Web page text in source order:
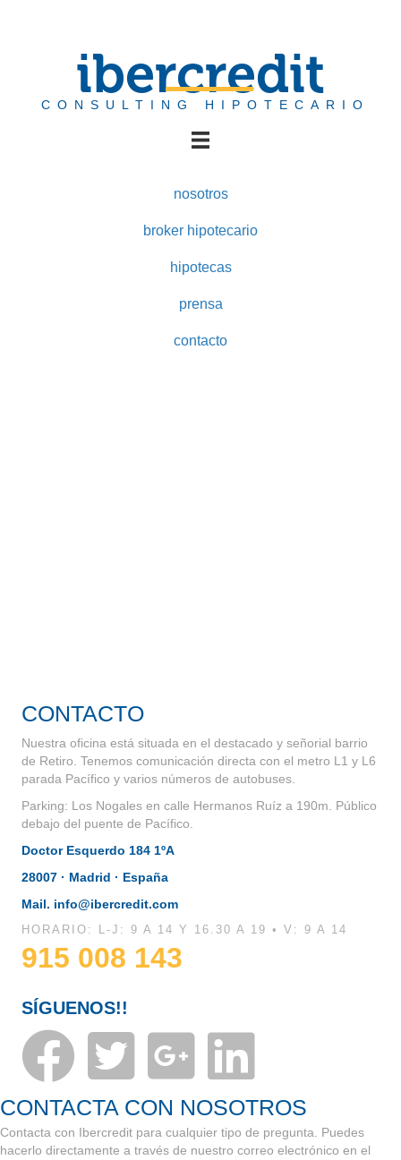
ibercredit
CONSULTING HIPOTECARIO
nosotros
broker hipotecario
hipotecas
prensa
contacto
CONTACTO
Nuestra oficina está situada en el destacado y señorial barrio
de Retiro. Tenemos comunicación directa con el metro L1 y L6
parada Pacífico y varios números de autobuses.
Parking: Los Nogales en calle Hermanos Ruíz a 190m. Público
debajo del puente de Pacífico.
Doctor Esquerdo 184 1ºA
28007 · Madrid · España
Mail. info@ibercredit.com
HORARIO: L-J: 9 A 14 Y 16.30 A 19 • V: 9 A 14
915 008 143
SÍGUENOS!!
CONTACTA CON NOSOTROS
Contacta con Ibercredit para cualquier tipo de pregunta. Puedes
hacerlo directamente a través de nuestro correo electrónico en el